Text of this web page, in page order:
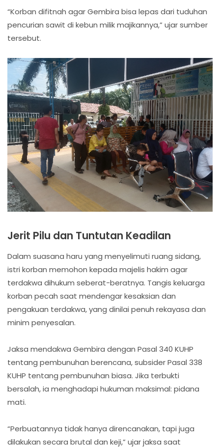
“Korban difitnah agar Gembira bisa lepas dari tuduhan
pencurian sawit di kebun milik majikannya,” ujar sumber
tersebut.
Jerit Pilu dan Tuntutan Keadilan
Dalam suasana haru yang menyelimuti ruang sidang,
istri korban memohon kepada majelis hakim agar
terdakwa dihukum seberat-beratnya. Tangis keluarga
korban pecah saat mendengar kesaksian dan
pengakuan terdakwa, yang dinilai penuh rekayasa dan
minim penyesalan.
Jaksa mendakwa Gembira dengan Pasal 340 KUHP
tentang pembunuhan berencana, subsider Pasal 338
KUHP tentang pembunuhan biasa. Jika terbukti
bersalah, ia menghadapi hukuman maksimal: pidana
mati.
“Perbuatannya tidak hanya direncanakan, tapi juga
dilakukan secara brutal dan keji,” ujar jaksa saat